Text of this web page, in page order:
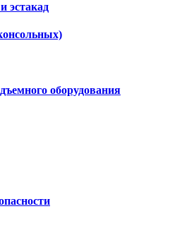
эстакад
оборудования